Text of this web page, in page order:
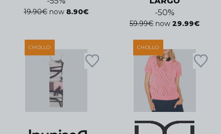
19.90€ now 8.90€
-50%
59.99€ now 29.99€
CHOLLO CHOLLO